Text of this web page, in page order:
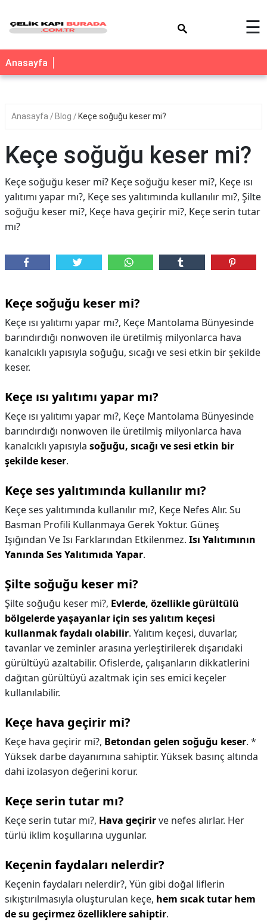
☰
Anasayfa
Anasayfa Blog Keçe soğuğu keser mi?
Keçe soğuğu keser mi?
Keçe soğuğu keser mi? Keçe soğuğu keser mi?, Keçe ısı
yalıtımı yapar mı?, Keçe ses yalıtımında kullanılır mı?, Şilte
soğuğu keser mi?, Keçe hava geçirir mi?, Keçe serin tutar
mı?
Keçe soğuğu keser mi?
Keçe ısı yalıtımı yapar mı?, Keçe Mantolama Bünyesinde
barındırdığı nonwoven ile üretilmiş milyonlarca hava
kanalcıklı yapısıyla soğuğu, sıcağı ve sesi etkin bir şekilde
keser.
Keçe ısı yalıtımı yapar mı?
Keçe ısı yalıtımı yapar mı?, Keçe Mantolama Bünyesinde
barındırdığı nonwoven ile üretilmiş milyonlarca hava
kanalcıklı yapısıyla soğuğu, sıcağı ve sesi etkin bir
şekilde keser.
Keçe ses yalıtımında kullanılır mı?
Keçe ses yalıtımında kullanılır mı?, Keçe Nefes Alır. Su
Basman Profili Kullanmaya Gerek Yoktur. Güneş
Işığından Ve Isı Farklarından Etkilenmez. Isı Yalıtımının
Yanında Ses Yalıtımıda Yapar.
Şilte soğuğu keser mi?
Şilte soğuğu keser mi?, Evlerde, özellikle gürültülü
bölgelerde yaşayanlar için ses yalıtım keçesi
kullanmak faydalı olabilir. Yalıtım keçesi, duvarlar,
tavanlar ve zeminler arasına yerleştirilerek dışarıdaki
gürültüyü azaltabilir. Ofislerde, çalışanların dikkatlerini
dağıtan gürültüyü azaltmak için ses emici keçeler
kullanılabilir.
Keçe hava geçirir mi?
Keçe hava geçirir mi?, Betondan gelen soğuğu keser. *
Yüksek darbe dayanımına sahiptir. Yüksek basınç altında
dahi izolasyon değerini korur.
Keçe serin tutar mı?
Keçe serin tutar mı?, Hava geçirirve nefes alırlar. Her
türlü iklim koşullarına uygunlar.
Keçenin faydaları nelerdir?
Keçenin faydaları nelerdir?, Yün gibi doğal liflerin
sıkıştırılmasıyla oluşturulan keçe, hem sıcak tutar hem
de su geçirmez özelliklere sahiptir.